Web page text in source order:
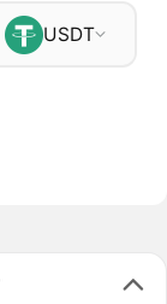
USDT